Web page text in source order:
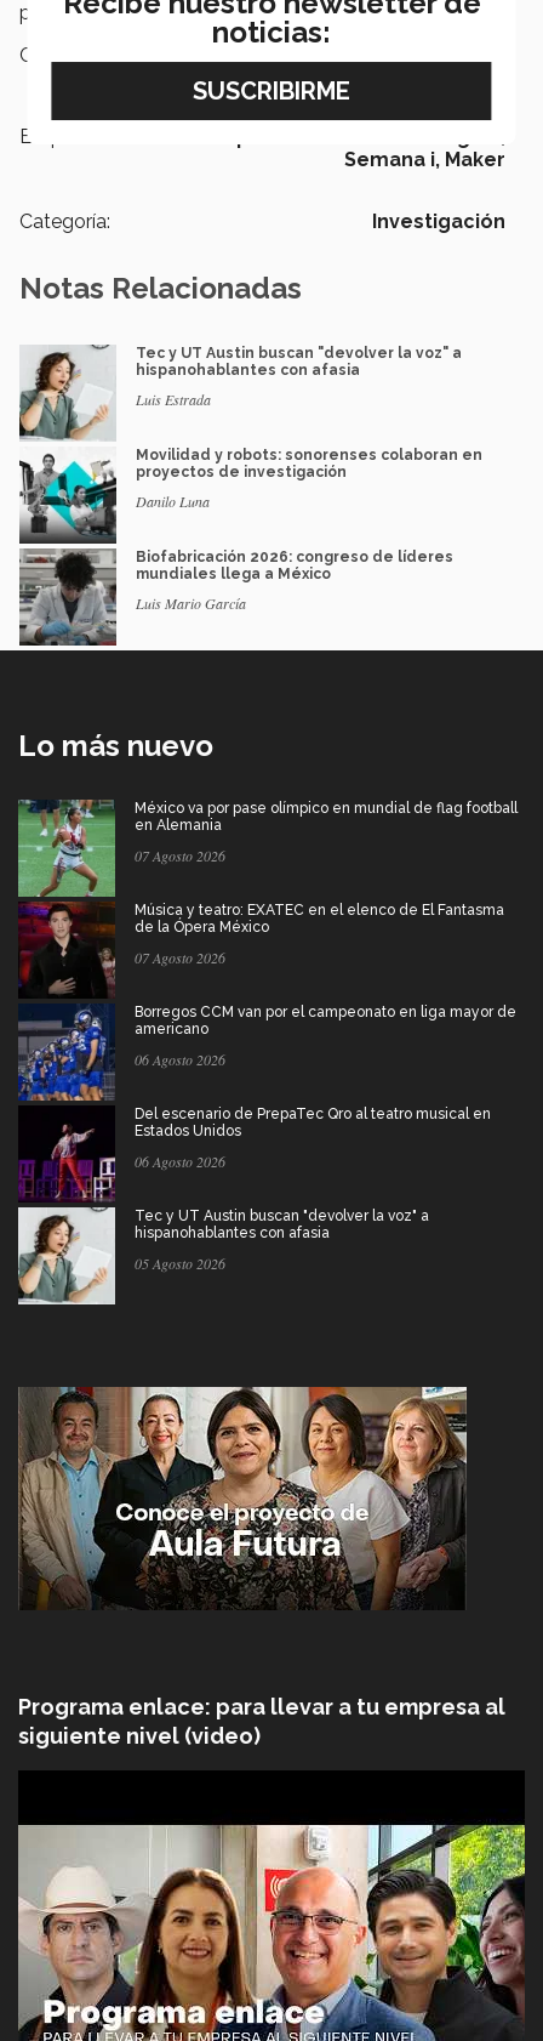
personas del todo el mundo.
Campus:
Etiquetas:
Semana i, Maker
Categoría: Investigación
Notas Relacionadas
Tec y UT Austin buscan "devolver la voz" a
hispanohablantes con afasia
Luis Estrada
Movilidad y robots: sonorenses colaboran en
proyectos de investigación
Danilo Luna
Biofabricación 2026: congreso de líderes
mundiales llega a México
Luis Mario García
Lo más nuevo
México va por pase olímpico en mundial de flag football
en Alemania
07 Agosto 2026
Música y teatro: EXATEC en el elenco de El Fantasma
de la Ópera México
07 Agosto 2026
Borregos CCM van por el campeonato en liga mayor de
americano
06 Agosto 2026
Del escenario de PrepaTec Qro al teatro musical en
Estados Unidos
06 Agosto 2026
Tec y UT Austin buscan "devolver la voz" a
hispanohablantes con afasia
05 Agosto 2026
Programa enlace: para llevar a tu empresa al
siguiente nivel (video)
noticias: